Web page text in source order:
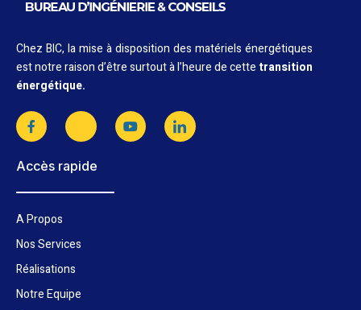
Chez BIC, la mise à disposition des matériels énergétiques
est notre raison d’être surtout à l’heure de cette transition
énergétique.
Accès rapide
A Propos
Nos Services
Réalisations
Notre Equipe